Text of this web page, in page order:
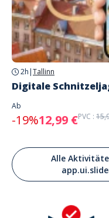
2h |Tallinn
Digitale
Ab
-19%12,99 €PVC :
Alle